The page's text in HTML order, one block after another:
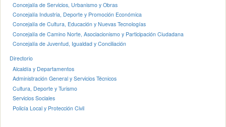
Concejalía de Servicios, Urbanismo y Obras
Concejalía Industria, Deporte y Promoción Económica
Concejalía de Cultura, Educación y Nuevas Tecnologías
Concejalía de Camino Norte, Asociacionismo y Participación Ciudadana
Concejalía de Juventud, Igualdad y Conciliación
Directorio
Alcaldía y Departamentos
Administración General y Servicios Técnicos
Cultura, Deporte y Turismo
Servicios Sociales
Policía Local y Protección Civil